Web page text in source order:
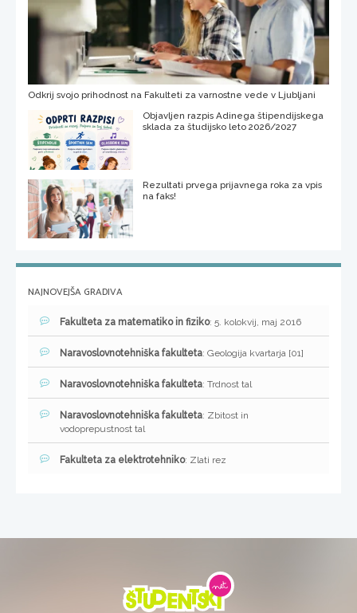
Odkrij svojo prihodnost na Fakulteti za varnostne vede v Ljubljani
Objavljen razpis Adinega štipendijskega
sklada za študijsko leto 2026/2027
Rezultati prvega prijavnega roka za vpis
na faks!
NAJNOVEJŠA GRADIVA
Fakulteta za matematiko in fiziko: 5. kolokvij, maj 2016
Naravoslovnotehniška fakulteta: Geologija kvartarja [01]
Naravoslovnotehniška fakulteta: Trdnost tal
Naravoslovnotehniška fakulteta: Zbitost in
vodoprepustnost tal
Fakulteta za elektrotehniko: Zlati rez